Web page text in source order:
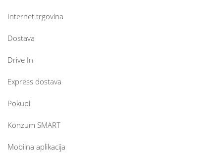
Internet trgovina
Dostava
Drive In
Express dostava
Pokupi
Konzum SMART
Mobilna aplikacija